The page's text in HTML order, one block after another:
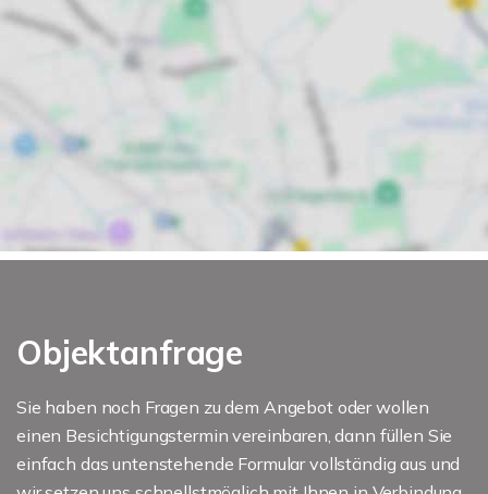
Objektanfrage
Sie haben noch Fragen zu dem Angebot oder wollen
einen Besichtigungstermin vereinbaren, dann füllen Sie
einfach das untenstehende Formular vollständig aus und